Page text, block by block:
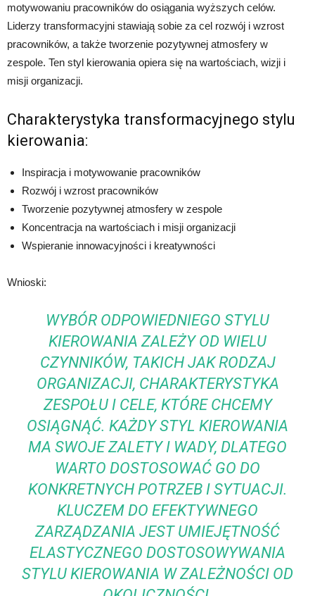
motywowaniu pracowników do osiągania wyższych celów.
Liderzy transformacyjni stawiają sobie za cel rozwój i wzrost
pracowników, a także tworzenie pozytywnej atmosfery w
zespole. Ten styl kierowania opiera się na wartościach, wizji i
misji organizacji.
Charakterystyka transformacyjnego stylu
kierowania:
Inspiracja i motywowanie pracowników
Rozwój i wzrost pracowników
Tworzenie pozytywnej atmosfery w zespole
Koncentracja na wartościach i misji organizacji
Wspieranie innowacyjności i kreatywności
Wnioski:
WYBÓR ODPOWIEDNIEGO STYLU
KIEROWANIA ZALEŻY OD WIELU
CZYNNIKÓW, TAKICH JAK RODZAJ
ORGANIZACJI, CHARAKTERYSTYKA
ZESPOŁU I CELE, KTÓRE CHCEMY
OSIĄGNĄĆ. KAŻDY STYL KIEROWANIA
MA SWOJE ZALETY I WADY, DLATEGO
WARTO DOSTOSOWAĆ GO DO
KONKRETNYCH POTRZEB I SYTUACJI.
KLUCZEM DO EFEKTYWNEGO
ZARZĄDZANIA JEST UMIEJĘTNOŚĆ
ELASTYCZNEGO DOSTOSOWYWANIA
STYLU KIEROWANIA W ZALEŻNOŚCI OD